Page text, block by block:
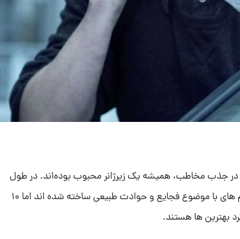
در جذب مخاطب، همیشه یک زیرژانر محبوب بوده‌اند. در طول
۲۵ سال گذشته، تعداد قابل توجهی از فیلم های با موضوع فجایع و حوادث طبیعی ساخته شده اند اما ۱۰
بهترین ها هستند.